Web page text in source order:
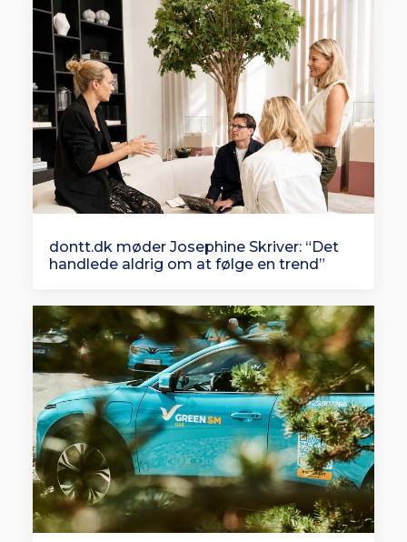
dontt.dk møder Josephine Skriver: “Det
handlede aldrig om at følge en trend”